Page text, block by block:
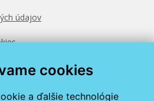
cookies
a ďalšie technológie
údajov